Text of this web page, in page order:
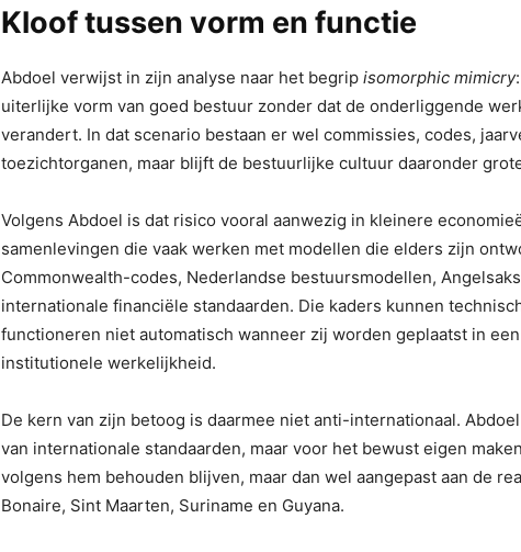
Kloof tussen vorm en functie
Abdoel verwijst in zijn analyse naar het begrip isomorphic mimicry
uiterlijke vorm van goed bestuur zonder dat de onderliggende
verandert. In dat scenario bestaan er wel commissies, codes,
toezichtorganen, maar blijft de bestuurlijke cultuur daaronder
Volgens Abdoel is dat risico vooral aanwezig in kleinere
samenlevingen die vaak werken met modellen die elders zijn
Commonwealth-codes, Nederlandse bestuursmodellen,
internationale financiële standaarden. Die kaders kunnen
functioneren niet automatisch wanneer zij worden geplaatst in
institutionele werkelijkheid.
De kern van zijn betoog is daarmee niet anti-internationaal.
van internationale standaarden, maar voor het bewust eigen
volgens hem behouden blijven, maar dan wel aangepast aan de
Bonaire, Sint Maarten, Suriname en Guyana.